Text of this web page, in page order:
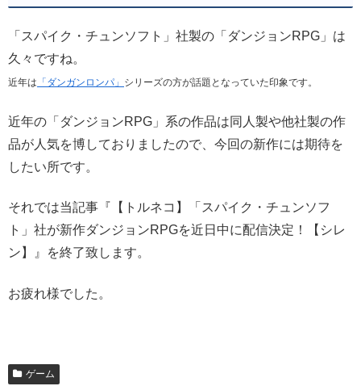
「スパイク・チュンソフト」社製の「ダンジョンRPG」は
久々ですね。
近年は 「ダンガンロンパ」 シリーズの方が話題となっていた印象です。
近年の「ダンジョンRPG」系の作品は同人製や他社製の作
品が人気を博しておりましたので、今回の新作には期待を
したい所です。
それでは当記事『【トルネコ】「スパイク・チュンソフ
ト」社が新作ダンジョンRPGを近日中に配信決定！【シレ
ン】』を終了致します。
お疲れ様でした。
ゲーム